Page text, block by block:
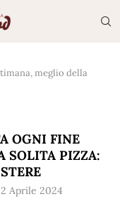
meglio della
OGNI FINE
SOLITA PIZZA:
Aprile 2024